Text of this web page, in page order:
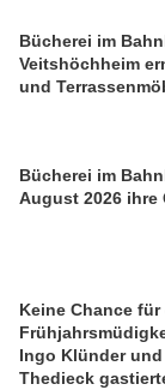
Bücherei im
Veitshöchheim
und
Bücherei im
August 2026 ihre
Keine Chance für
Ingo Klünder
Thedieck